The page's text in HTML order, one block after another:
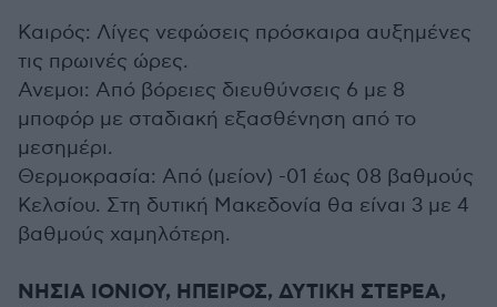
Καιρός: Λίγες νεφώσεις πρόσκαιρα αυξημένες
τις πρωινές ώρες.
Ανεμοι: Από βόρειες διευθύνσεις 6 με 8
μποφόρ με σταδιακή εξασθένηση από το
μεσημέρι.
Θερμοκρασία: Από (μείον) -01 έως 08 βαθμούς
Κελσίου. Στη δυτική Μακεδονία θα είναι 3 με 4
βαθμούς χαμηλότερη.
ΝΗΣΙΑ ΙΟΝΙΟΥ, ΗΠΕΙΡΟΣ, ΔΥΤΙΚΗ ΣΤΕΡΕΑ,